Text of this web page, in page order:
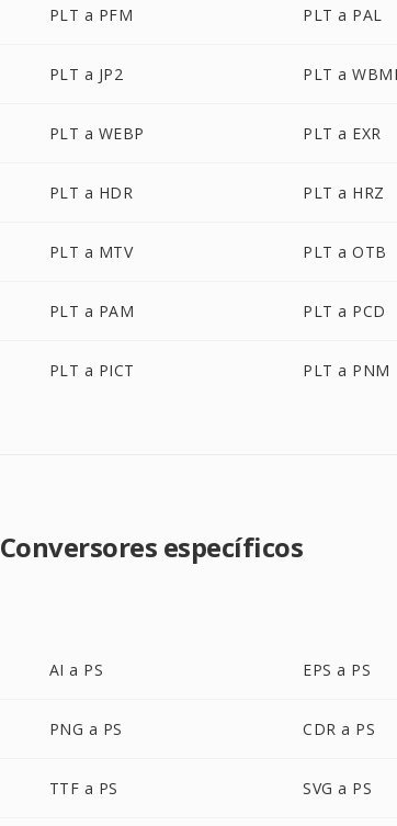
PLT a PFM PLT a PAL
PLT a JP2 PLT a
PLT a WEBP PLT a EXR
PLT a HDR PLT a HRZ
PLT a MTV PLT a OTB
PLT a PAM PLT a PCD
PLT a PICT PLT a PNM
Conversores específicos
AI a PS EPS a PS
PNG a PS CDR a PS
TTF a PS SVG a PS